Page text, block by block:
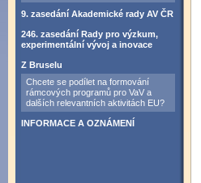
9. zasedání Akademické rady AV ČR
246. zasedání Rady pro výzkum,
experimentální vývoj a inovace
Z Bruselu
Chcete se podílet na formování
rámcových programů pro VaV a
dalších relevantních aktivitách EU?
INFORMACE A OZNÁMENÍ